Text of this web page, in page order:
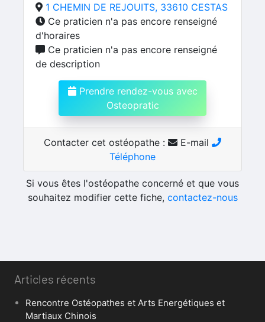
1 CHEMIN DE REJOUITS, 33610 CESTAS
Ce praticien n'a pas encore renseigné
d'horaires
Ce praticien n'a pas encore renseigné
de description
Prendre rendez-vous avec
Osteopratic
Contacter cet ostéopathe :
E-mail
Téléphone
Si vous êtes l'ostéopathe concerné et que vous
souhaitez modifier cette fiche, contactez-nous
Articles récents
Rencontre Ostéopathes et Arts Energétiques et
Martiaux Chinois